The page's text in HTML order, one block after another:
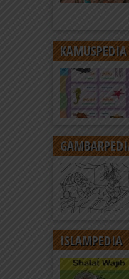
KAMUSPEDIA
ISLAMPEDIA